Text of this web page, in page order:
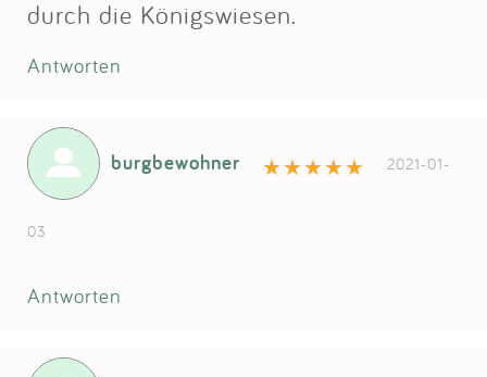
durch die Königswiesen.
Antworten
burgbewohner 2021-01-
03
Antworten